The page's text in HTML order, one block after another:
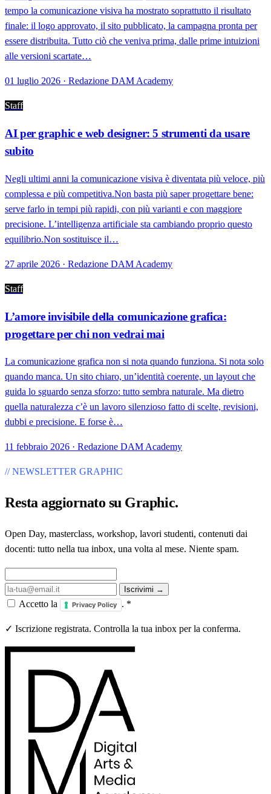
tempo la comunicazione visiva ha mostrato soprattutto il risultato
finale: il logo approvato, il sito pubblicato, la campagna pronta per
essere distribuita. Tutto ciò che veniva prima, dalle prime intuizioni
alle versioni scartate…
01 luglio 2026 · Redazione DAM Academy
Staff
AI per graphic e web designer: 5 strumenti da usare
subito
Negli ultimi anni la comunicazione visiva è diventata più veloce, più
complessa e più competitiva.Non basta più saper progettare bene:
serve farlo in tempi più rapidi, con più varianti e con maggiore
precisione. L’intelligenza artificiale sta cambiando proprio questo
equilibrio.Non sostituisce il…
27 aprile 2026 · Redazione DAM Academy
Staff
L’amore invisibile della comunicazione grafica:
progettare per chi non vedrai mai
La comunicazione grafica non si nota quando funziona. Si nota solo
quando manca. Un sito chiaro, un’identità coerente, un layout che
guida lo sguardo senza sforzo: tutto sembra naturale. Ma dietro
quella naturalezza c’è un lavoro silenzioso fatto di scelte, revisioni,
dubbi e precisione. E forse è…
11 febbraio 2026 · Redazione DAM Academy
// NEWSLETTER GRAPHIC
Resta aggiornato su Graphic.
Open Day, masterclass, workshop, lavori studenti, contenuti dai
docenti: tutto nella tua inbox, una volta al mese. Niente spam.
Iscrivimi →
Accetto la Privacy Policy . *
✓ Iscrizione registrata. Controlla la tua inbox per la conferma.